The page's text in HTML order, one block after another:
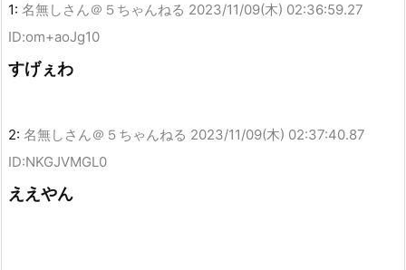
1: 名無しさん＠５ちゃんねる 2023/11/09(木) 02:36:59.27
ID:om+aoJg10
すげぇわ
2: 名無しさん＠５ちゃんねる 2023/11/09(木) 02:37:40.87
ID:NKGJVMGL0
ええやん